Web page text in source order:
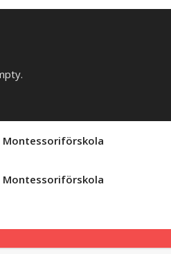
Montessoriförskola
Montessoriförskola